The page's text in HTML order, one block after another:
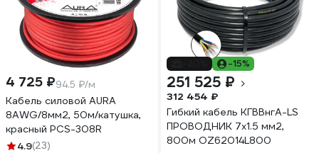
4 725 ₽94.5 ₽/м
Кабель силовой AURA
8AWG/8мм2, 50м/катушка,
красный PCS-308R
4.9(23)
-15%
251 525 ₽
312 454 ₽
Гибкий кабель КГВВнгA-LS
ПРОВОДНИК 7x1.5 мм2,
800м OZ62014L800